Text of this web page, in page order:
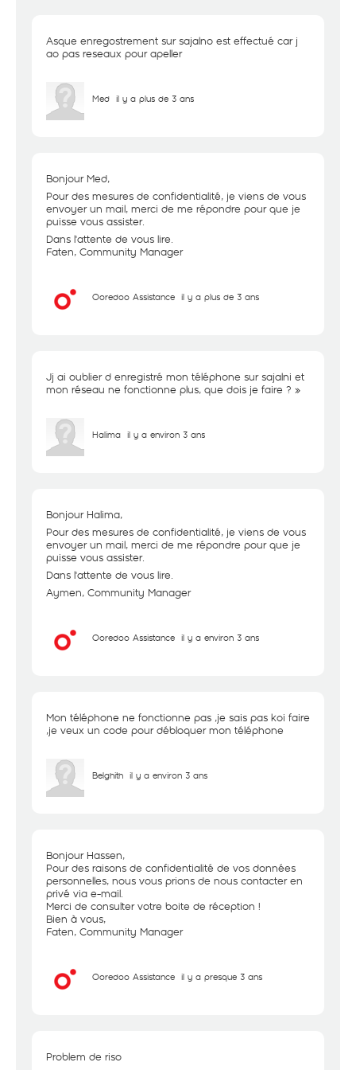
Asque enregostrement sur sajalno est effectué car j
ao pas reseaux pour apeller
Med il y a plus de 3 ans
Bonjour Med,
Pour des mesures de confidentialité, je viens de vous
envoyer un mail, merci de me répondre pour que je
puisse vous assister.
Dans l'attente de vous lire.
Faten, Community Manager
Ooredoo Assistance il y a plus de 3 ans
Jj ai oublier d enregistré mon téléphone sur sajalni et
mon réseau ne fonctionne plus, que dois je faire ? »
Halima il y a environ 3 ans
Bonjour Halima,
Pour des mesures de confidentialité, je viens de vous
envoyer un mail, merci de me répondre pour que je
puisse vous assister.
Dans l'attente de vous lire.
Aymen, Community Manager
Ooredoo Assistance il y a environ 3 ans
Mon téléphone ne fonctionne pas ,je sais pas koi faire
,je veux un code pour débloquer mon téléphone
Belghith il y a environ 3 ans
Bonjour Hassen,
Pour des raisons de confidentialité de vos données
personnelles, nous vous prions de nous contacter en
privé via e-mail.
Merci de consulter votre boite de réception !
Bien à vous,
Faten, Community Manager
Ooredoo Assistance il y a presque 3 ans
Problem de riso